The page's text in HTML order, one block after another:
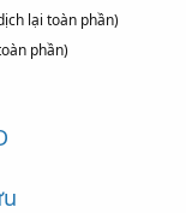
lại toàn phần)
phần)